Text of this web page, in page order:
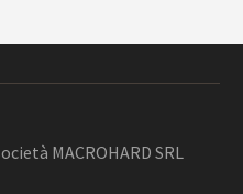
MACROHARD SRL